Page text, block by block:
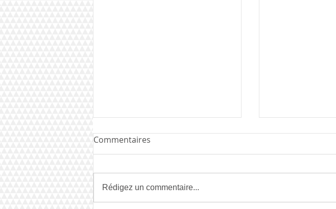
Commentaires
Rédigez un commentaire...